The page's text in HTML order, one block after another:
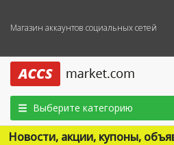
Магазин аккаунтов социальных сетей
Выберите категорию
Новости, акции, купоны,